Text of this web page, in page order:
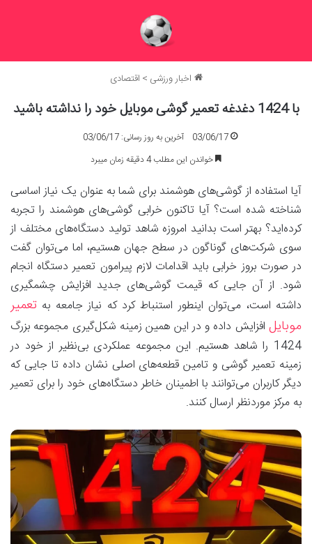
اخبار ورزشی > اقتصادی
با 1424 دغدغه تعمیر گوشی موبایل خود را نداشته باشید
03/06/17
آخرین به روز رسانی: 03/06/17
خواندن این مطلب 4 دقیقه زمان میبرد
آیا استفاده از گوشی‌های هوشمند برای شما به عنوان یک نیاز اساسی
شناخته شده است؟ آیا تاکنون خرابی گوشی‌های هوشمند را تجربه
کرده‌اید؟ بهتر است بدانید امروزه شاهد تولید دستگاه‌های مختلف از
سوی شرکت‌های گوناگون در سطح جهان هستیم، اما می‌توان گفت
در صورت بروز خرابی باید اقدامات لازم پیرامون تعمیر دستگاه انجام
شود. از آن جایی که قیمت گوشی‌های جدید افزایش چشمگیری
داشته است، می‌توان اینطور استنباط کرد که نیاز جامعه به تعمیر
موبایل افزایش داده و در این همین زمینه شکل‌گیری مجموعه بزرگ
1424 را شاهد هستیم. این مجموعه عملکردی بی‌نظیر از خود در
زمینه تعمیر گوشی و تامین قطعه‌های اصلی نشان داده تا جایی که
دیگر کاربران می‌توانند با اطمینان خاطر دستگاه‌های خود را برای تعمیر
به مرکز موردنظر ارسال کنند.